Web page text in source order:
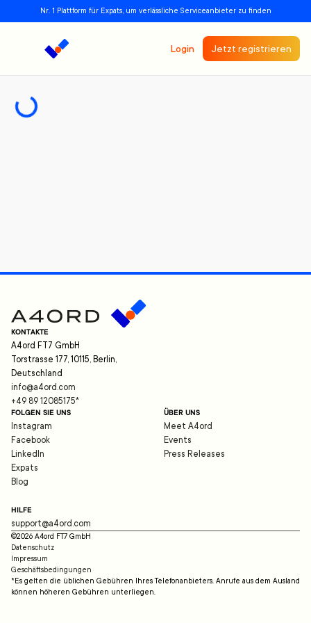
Nr. 1 Plattform für Expats, um verlässliche Serviceanbieter zu finden
Login Jetzt registrieren
KONTAKTE
A4ord FT7 GmbH
Torstrasse 177, 10115, Berlin,
Deutschland
info@a4ord.com
+49 89 12085175*
FOLGEN SIE UNS
Instagram
Facebook
LinkedIn
Expats
Blog
ÜBER UNS
Meet A4ord
Events
Press Releases
HILFE
support@a4ord.com
©2026 A4ord FT7 GmbH
Datenschutz
Impressum
Geschäftsbedingungen
*Es gelten die üblichen Gebühren Ihres Telefonanbieters. Anrufe aus dem Ausland
können höheren Gebühren unterliegen.